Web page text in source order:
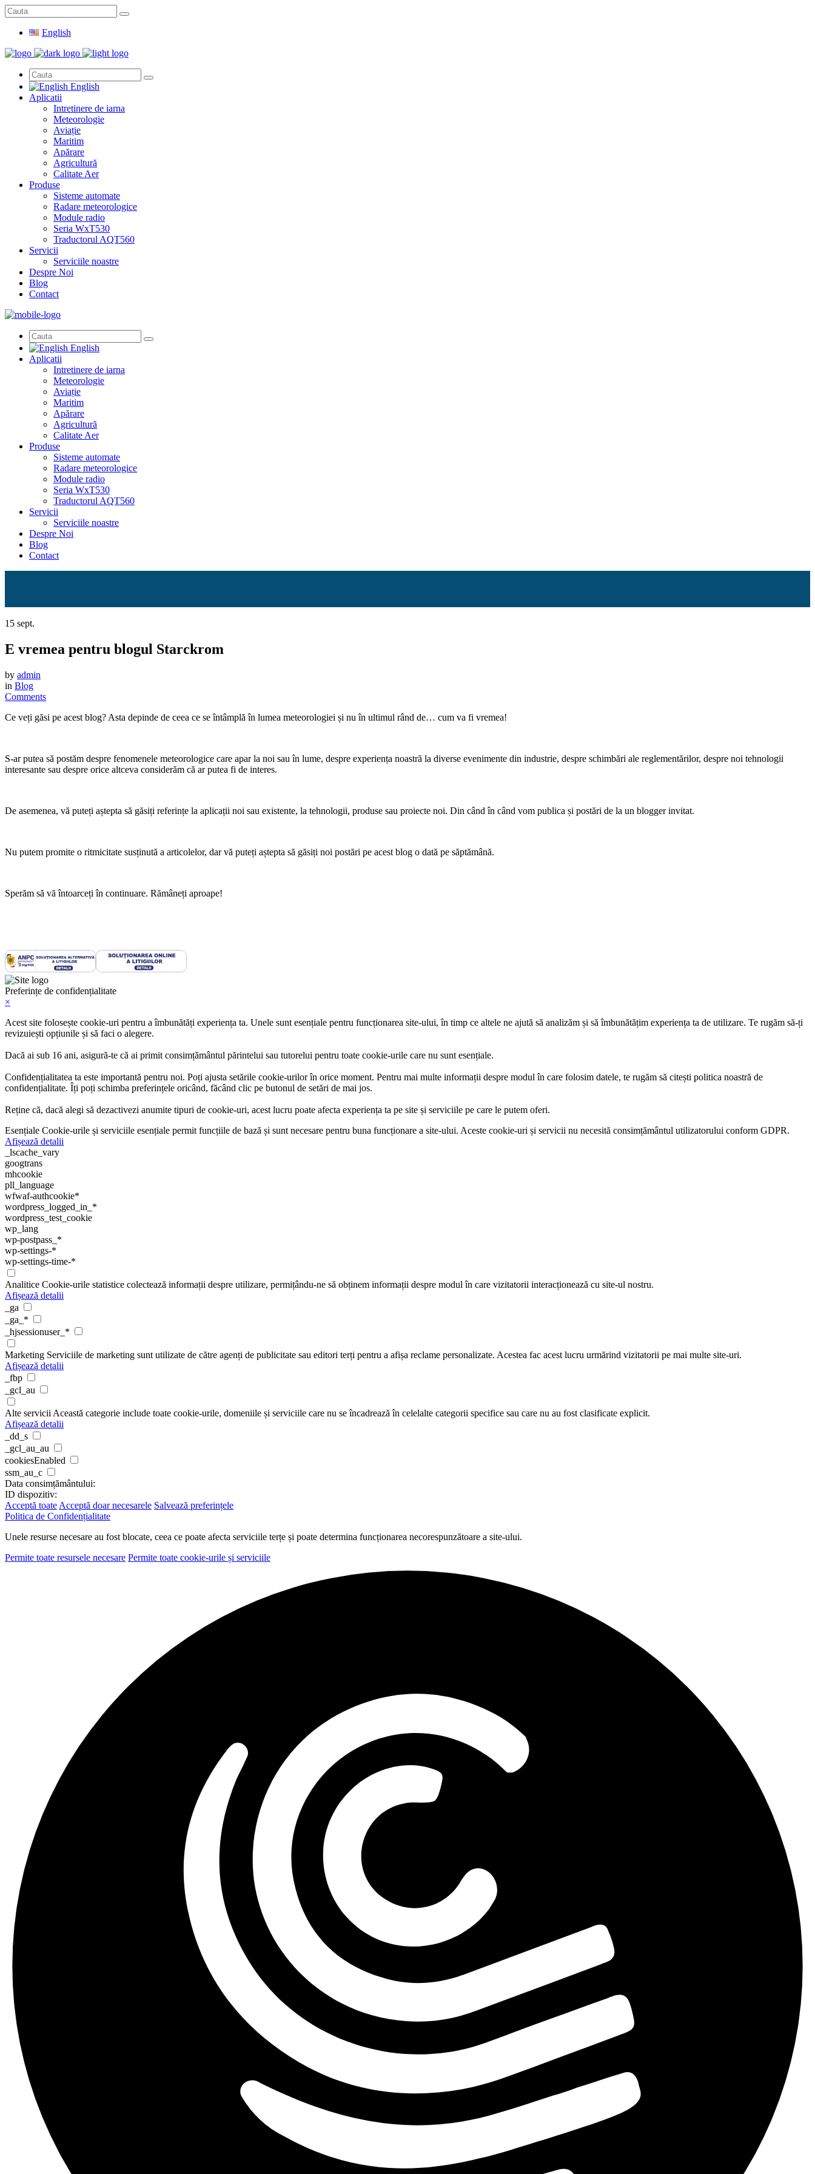
Search
for:
English
English
Aplicatii
Intretinere de iarna
Meteorologie
Aviație
Maritim
Apărare
Agricultură
Calitate Aer
Produse
Sisteme automate
Radare meteorologice
Module radio
Seria WxT530
Traductorul AQT560
Servicii
Serviciile noastre
Despre Noi
Blog
Contact
English
Aplicatii
Intretinere de iarna
Meteorologie
Aviație
Maritim
Apărare
Agricultură
Calitate Aer
Produse
Sisteme automate
Radare meteorologice
Module radio
Seria WxT530
Traductorul AQT560
Servicii
Serviciile noastre
Despre Noi
Blog
Contact
15 sept.
E vremea pentru blogul Starckrom
by admin
in Blog
Comments
Ce veți găsi pe acest blog? Asta depinde de ceea ce se întâmplă în lumea meteorologiei și nu în ultimul rând de… cum va fi vremea!
S-ar putea să postăm despre fenomenele meteorologice care apar la noi sau în lume, despre experiența noastră la diverse evenimente din industrie, despre schimbări ale reglementărilor, despre noi tehnologii
interesante sau despre orice altceva considerăm că ar putea fi de interes.
De asemenea, vă puteți aștepta să găsiți referințe la aplicații noi sau existente, la tehnologii, produse sau proiecte noi. Din când în când vom publica și postări de la un blogger invitat.
Nu putem promite o ritmicitate susținută a articolelor, dar vă puteți aștepta să găsiți noi postări pe acest blog o dată pe săptămână.
Sperăm să vă întoarceți în continuare. Rămâneți aproape!
Preferințe de confidențialitate
×
Acest site folosește cookie-uri pentru a îmbunătăți experiența ta. Unele sunt esențiale pentru funcționarea site-ului, în timp ce altele ne ajută să analizăm și să îmbunătățim experiența ta de utilizare. Te rugăm să-ți
revizuiești opțiunile și să faci o alegere.
Dacă ai sub 16 ani, asigură-te că ai primit consimțământul părintelui sau tutorelui pentru toate cookie-urile care nu sunt esențiale.
Confidențialitatea ta este importantă pentru noi. Poți ajusta setările cookie-urilor în orice moment. Pentru mai multe informații despre modul în care folosim datele, te rugăm să citești politica noastră de
confidențialitate. Îți poți schimba preferințele oricând, făcând clic pe butonul de setări de mai jos.
Reține că, dacă alegi să dezactivezi anumite tipuri de cookie-uri, acest lucru poate afecta experiența ta pe site și serviciile pe care le putem oferi.
Esențiale Cookie-urile și serviciile esențiale permit funcțiile de bază și sunt necesare pentru buna funcționare a site-ului. Aceste cookie-uri și servicii nu necesită consimțământul utilizatorului conform GDPR.
Afișează detalii
_lscache_vary
googtrans
mhcookie
pll_language
wfwaf-authcookie*
wordpress_logged_in_*
wordpress_test_cookie
wp_lang
wp-postpass_*
wp-settings-*
wp-settings-time-*
Analitice Cookie-urile statistice colectează informații despre utilizare, permițându-ne să obținem informații despre modul în care vizitatorii interacționează cu site-ul nostru.
Afișează detalii
_ga
_ga_*
_hjsessionuser_*
Marketing Serviciile de marketing sunt utilizate de către agenți de publicitate sau editori terți pentru a afișa reclame personalizate. Acestea fac acest lucru urmărind vizitatorii pe mai multe site-uri.
Afișează detalii
_fbp
_gcl_au
Alte servicii Această categorie include toate cookie-urile, domeniile și serviciile care nu se încadrează în celelalte categorii specifice sau care nu au fost clasificate explicit.
Afișează detalii
_dd_s
_gcl_au_au
cookiesEnabled
ssm_au_c
Data consimțământului:
ID dispozitiv:
Acceptă toate Acceptă doar necesarele Salvează preferințele
Politica de Confidențialitate
Unele resurse necesare au fost blocate, ceea ce poate afecta serviciile terțe și poate determina funcționarea necorespunzătoare a site-ului.
Permite toate resursele necesare Permite toate cookie-urile și serviciile